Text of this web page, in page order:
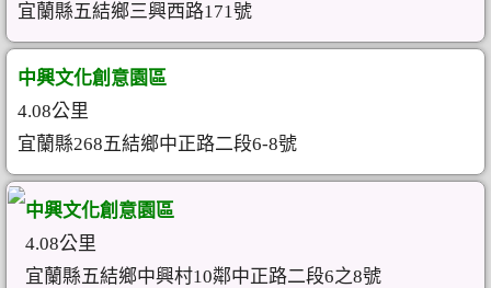
宜蘭縣五結鄉三興西路171號
中興文化創意園區
4.08公里
宜蘭縣268五結鄉中正路二段6-8號
中興文化創意園區
4.08公里
宜蘭縣五結鄉中興村10鄰中正路二段6之8號